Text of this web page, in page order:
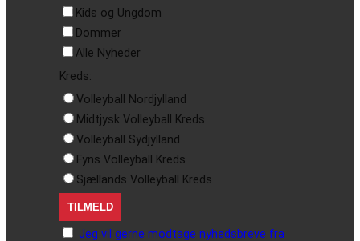
Kids og Ungdom
Dommer
Alle Nyheder
Kreds:
Volleyball Nordjylland
Midtjysk Volleyball Kreds
Volleyball Sydjylland
Fyns Volleyball Kreds
Sjællands Volleyball Kreds
Jeg vil gerne modtage nyhedsbreve fra